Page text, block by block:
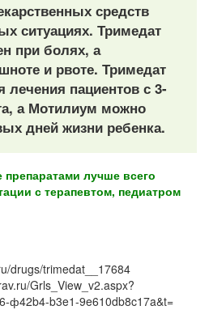
средств
ситуациях. Тримедат
при болях, а
и рвоте. Тримедат
лечения пациентов с 3-
а Мотилиум можно
дней жизни ребенка.
лучше всего
с терапевтом, педиатром
drugs/trimedat__17684
Grls_View_v2.aspx?
ф42b4-b3e1-9e610db8c17a&t=